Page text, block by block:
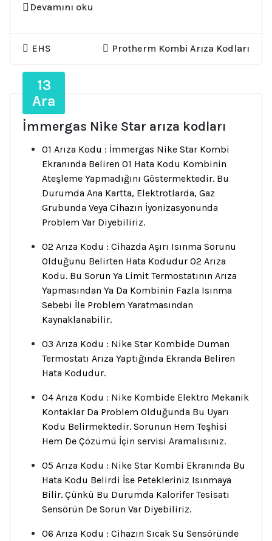
Devamını oku
EHS Protherm Kombi Arıza Kodları
13
Ara
İmmergas Nike Star arıza kodları
01 Arıza Kodu : İmmergas Nike Star Kombi
Ekranında Beliren 01 Hata Kodu Kombinin
Ateşleme Yapmadığını Göstermektedir. Bu
Durumda Ana Kartta, Elektrotlarda, Gaz
Grubunda Veya Cihazın İyonizasyonunda
Problem Var Diyebiliriz.
02 Arıza Kodu : Cihazda Aşırı Isınma Sorunu
Olduğunu Belirten Hata Kodudur 02 Arıza
Kodu. Bu Sorun Ya Limit Termostatının Arıza
Yapmasından Ya Da Kombinin Fazla Isınma
Sebebi İle Problem Yaratmasından
Kaynaklanabilir.
03 Arıza Kodu : Nike Star Kombide Duman
Termostatı Arıza Yaptığında Ekranda Beliren
Hata Kodudur.
04 Arıza Kodu : Nike Kombide Elektro Mekanik
Kontaklar Da Problem Olduğunda Bu Uyarı
Kodu Belirmektedir. Sorunun Hem Teşhisi
Hem De Çözümü İçin servisi Aramalısınız.
05 Arıza Kodu : Nike Star Kombi Ekranında Bu
Hata Kodu Belirdi İse Petekleriniz Isınmaya
Bilir. Çünkü Bu Durumda Kalorifer Tesisatı
Sensörün De Sorun Var Diyebiliriz.
06 Arıza Kodu : Cihazın Sıcak Su Sensöründe